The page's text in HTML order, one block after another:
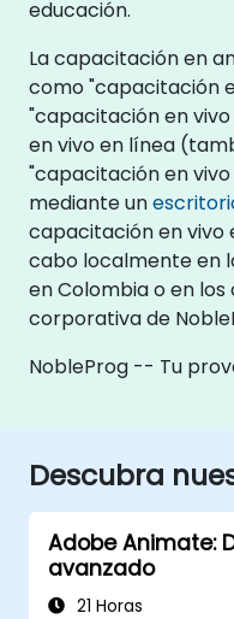
educación.
La capacitación en
como "capacitación
"capacitación en
en vivo en línea
"capacitación en
mediante un
capacitación en vivo
cabo localmente en
en Colombia o en
corporativa de
NobleProg -- Tu
Descubra
Adobe Animate:
avanzado
21 Horas